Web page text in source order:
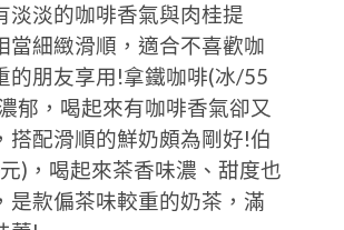
淡淡的咖啡香氣與肉桂提
當細緻滑順，適合不喜歡咖
的朋友享用!拿鐵咖啡(冰/55
郁，喝起來有咖啡香氣卻又
搭配滑順的鮮奶頗為剛好!伯
)，喝起來茶香味濃、甜度也
是款偏茶味較重的奶茶，滿